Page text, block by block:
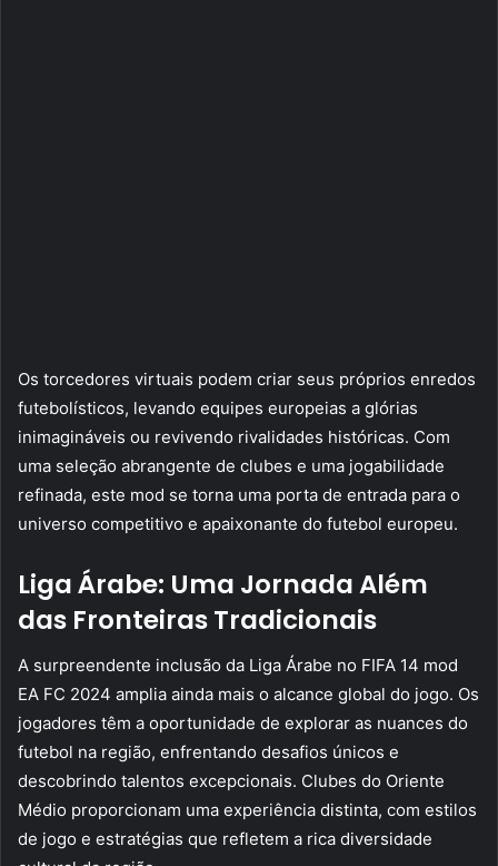
Os torcedores virtuais podem criar seus próprios enredos
futebolísticos, levando equipes europeias a glórias
inimagináveis ou revivendo rivalidades históricas. Com
uma seleção abrangente de clubes e uma jogabilidade
refinada, este mod se torna uma porta de entrada para o
universo competitivo e apaixonante do futebol europeu.
Liga Árabe: Uma Jornada Além
das Fronteiras Tradicionais
A surpreendente inclusão da Liga Árabe no FIFA 14 mod
EA FC 2024 amplia ainda mais o alcance global do jogo. Os
jogadores têm a oportunidade de explorar as nuances do
futebol na região, enfrentando desafios únicos e
descobrindo talentos excepcionais. Clubes do Oriente
Médio proporcionam uma experiência distinta, com estilos
de jogo e estratégias que refletem a rica diversidade